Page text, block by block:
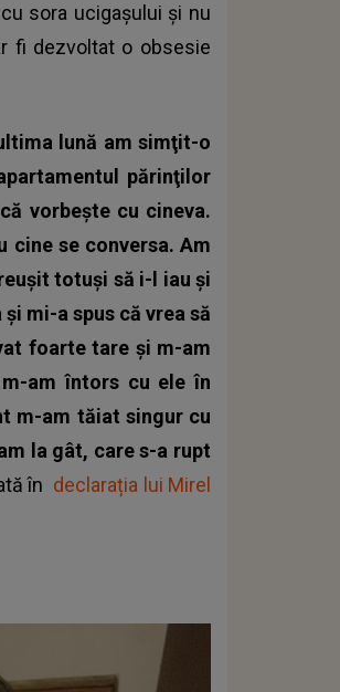
sora ucigașului și nu
fi dezvoltat o obsesie
lună am simţit-o
părinţilor
vorbeşte cu cineva.
cine se conversa. Am
totuşi să i-l iau și
mi-a spus că vrea să
foarte tare şi m-am
am întors cu ele în
m-am tăiat singur cu
la gât, care s-a rupt
în declarația lui Mirel